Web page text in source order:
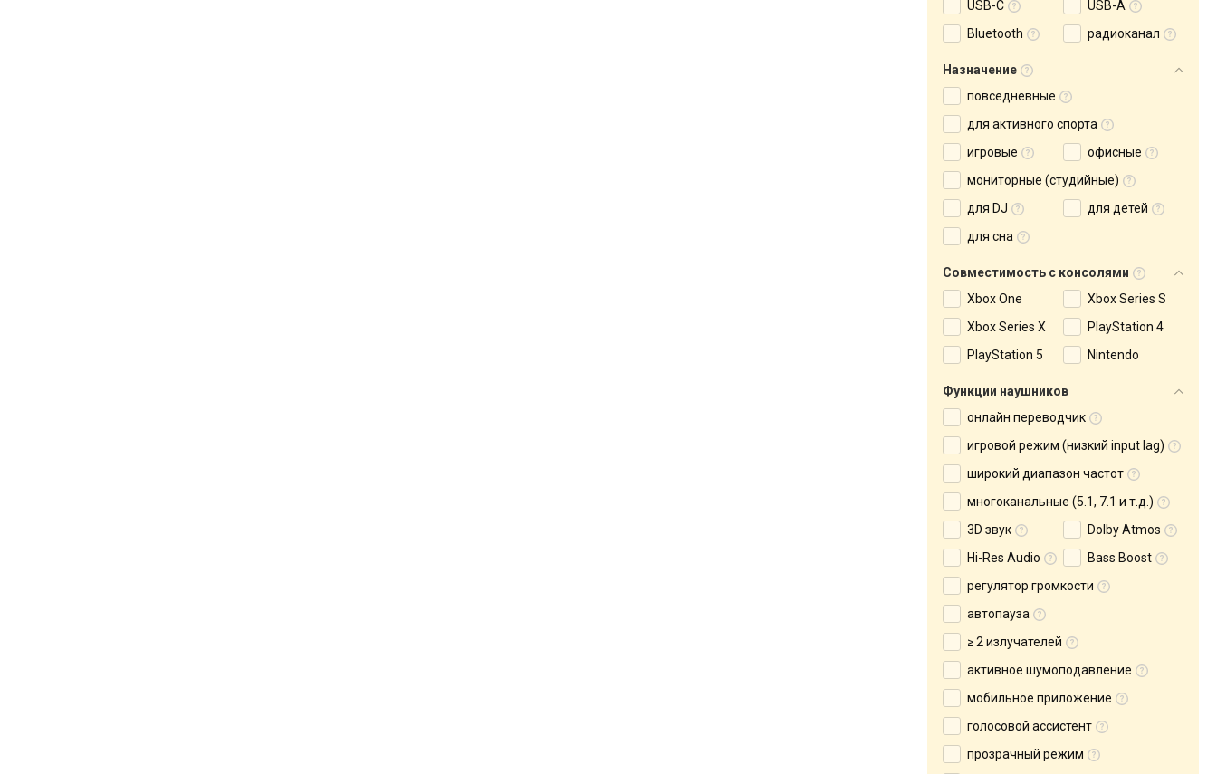
USB-C
USB-A
Bluetooth
радиоканал
Назначение
повседневные
для активного спорта
игровые
офисные
мониторные (студийные)
для DJ
для детей
для сна
Совместимость с консолями
Xbox One
Xbox Series S
Xbox Series X
PlayStation 4
PlayStation 5
Nintendo
Функции наушников
онлайн переводчик
игровой режим (низкий input lag)
широкий диапазон частот
многоканальные (5.1, 7.1 и т.д.)
3D звук
Dolby Atmos
Hi-Res Audio
Bass Boost
регулятор громкости
автопауза
≥ 2 излучателей
активное шумоподавление
мобильное приложение
голосовой ассистент
прозрачный режим